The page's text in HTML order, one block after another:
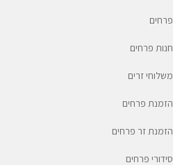
פרחים
חנות פרחים
משלוחי זרים
הזמנת פרחים
הזמנת זר פרחים
סידורי פרחים